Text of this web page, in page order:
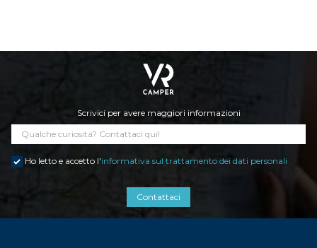
Scrivici per avere maggiori informazioni
Ho letto e accetto l'informativa sul trattamento dei dati personali
Contattaci